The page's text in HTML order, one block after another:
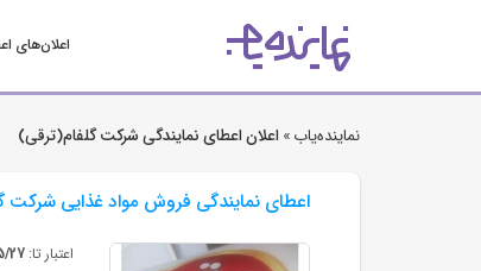
اعلان‌های
نماینده‌یاب » اعلان اعطای نمایندگی شرکت گلفام(ترقی)
اعطای نمایندگی فروش مواد غذایی شرکت
اعتبار تا: 27